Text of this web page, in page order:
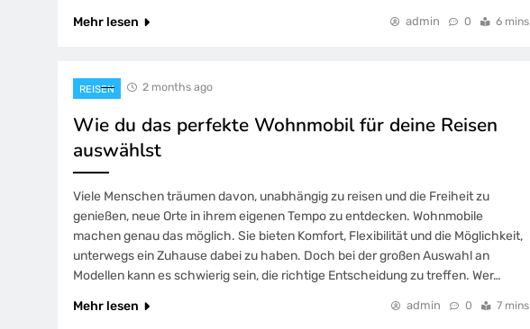
Mehr lesen
admin 0 6 mins
REISEN 2 months ago
Wie du das perfekte Wohnmobil für deine Reisen
auswählst
Viele Menschen träumen davon, unabhängig zu reisen und die Freiheit zu
genießen, neue Orte in ihrem eigenen Tempo zu entdecken. Wohnmobile
machen genau das möglich. Sie bieten Komfort, Flexibilität und die Möglichkeit,
unterwegs ein Zuhause dabei zu haben. Doch bei der großen Auswahl an
Modellen kann es schwierig sein, die richtige Entscheidung zu treffen. Wer…
Mehr lesen
admin 0 7 mins